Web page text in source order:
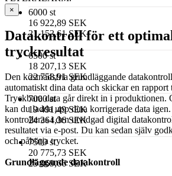
6000 st
16 922,89 SEK
21 153,61 SEK
6500 st
18 207,13 SEK
22 758,91 SEK
7000 st
19 491,49 SEK
24 364,36 SEK
7500 st
20 775,73 SEK
25 969,66 SEK
×
Datakontroll för ett
tryckresultat
Den kostnadsfria grundläggande
automatiskt dina data och skickar en
Tryckbara data går direkt in i produktionen.
kan du ladda upp dina korrigerade data
kontrolleras i den utvidgad digital
resultatet via e-post. Du kan sedan själv
och påbörja trycket.
Grundläggande datakontroll